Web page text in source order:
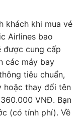
khách khi mua vé
Airlines bao
được cung cấp
các máy bay
tiêu chuẩn,
hoặc thay đổi tên
VNĐ. Bạn
(có tính phí). Về